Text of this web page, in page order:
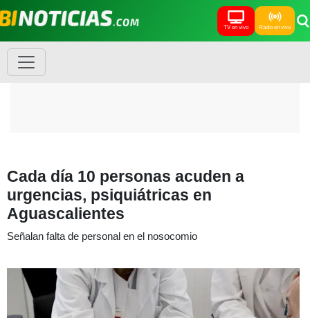
TV en vivo Radio en vivo
Cada día 10 personas acuden a
urgencias, psiquiátricas en
Aguascalientes
Señalan falta de personal en el nosocomio